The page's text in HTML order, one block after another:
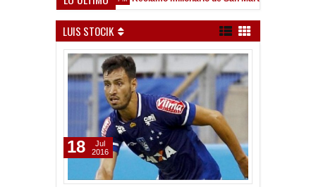
LUIS STOCIK
18
Jul
2016